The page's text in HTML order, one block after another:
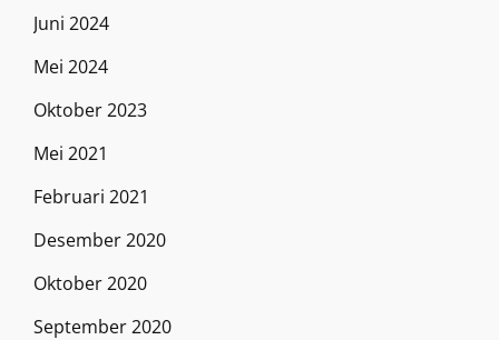
Juni 2024
Mei 2024
Oktober 2023
Mei 2021
Februari 2021
Desember 2020
Oktober 2020
September 2020